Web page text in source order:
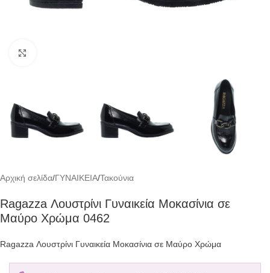
Αρχική σελίδα/ΓΥΝΑΙΚΕΙΑ/Τακούνια
Ragazza Λουστρίνι Γυναικεία Μοκασίνια σε
Μαύρο Χρώμα 0462
Ragazza Λουστρίνι Γυναικεία Μοκασίνια σε Μαύρο Χρώμα